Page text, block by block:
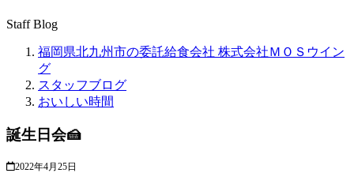
Staff Blog
福岡県北九州市の委託給食会社 株式会社ＭＯＳウイン
グ
スタッフブログ
おいしい時間
誕生日会🍰
2022年4月25日